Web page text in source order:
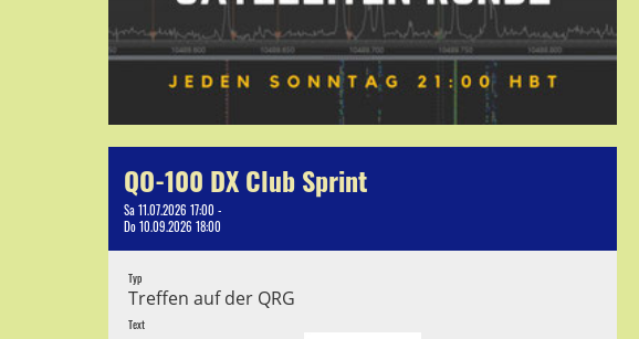
QO-100 DX Club Sprint
Sa 11.07.2026 17:00 -
Do 10.09.2026 18:00
Typ
Treffen auf der QRG
Text